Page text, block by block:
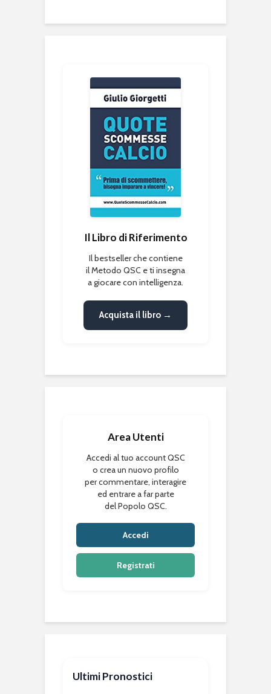
Il Libro di Riferimento
Il bestseller che contiene
il Metodo QSC e ti insegna
a giocare con intelligenza.
Acquista il libro →
Area Utenti
Accedi al tuo account QSC
o crea un nuovo profilo
per commentare, interagire
ed entrare a far parte
del Popolo QSC.
Accedi
Registrati
Ultimi Pronostici